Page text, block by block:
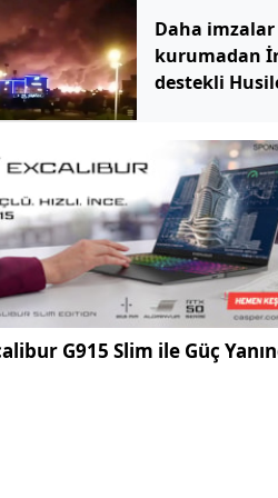
Daha imzalar
kurumadan
destekli
Arabistan'ı
vurdu
G915 Slim ile Güç